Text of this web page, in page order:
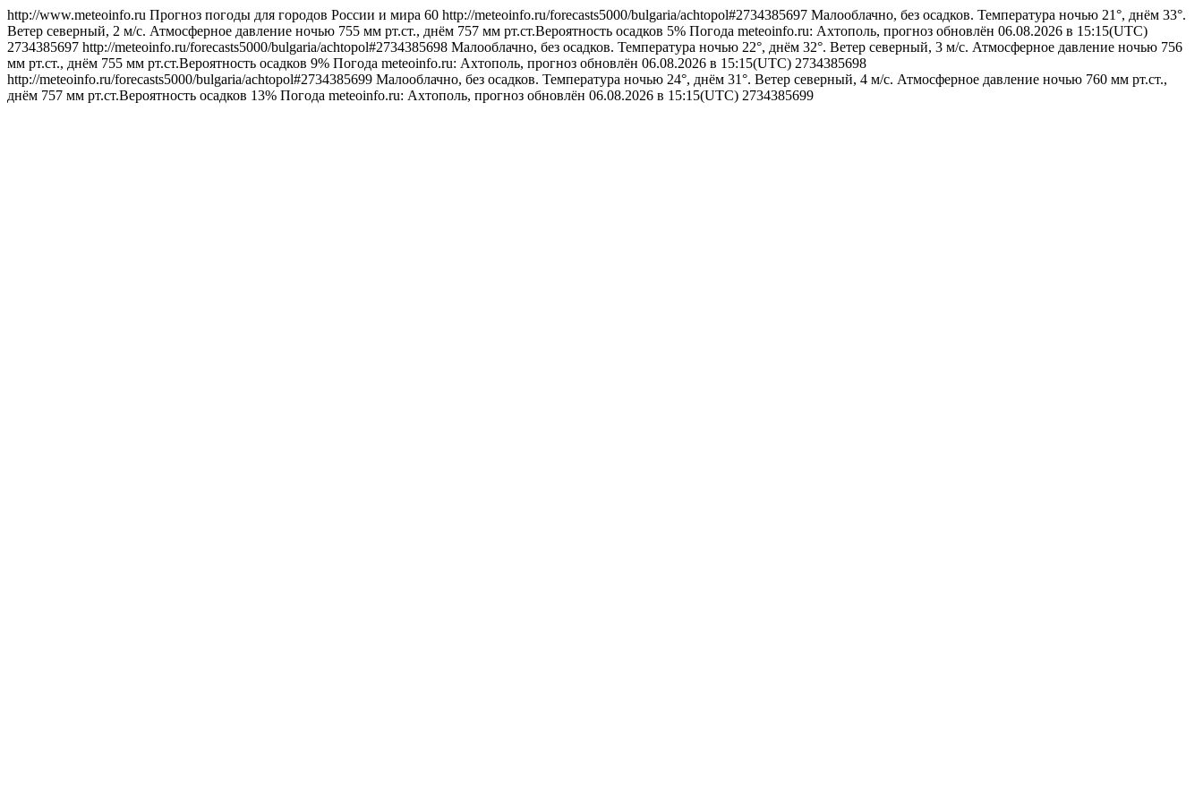
http://www.meteoinfo.ru Прогноз погоды для городов России и мира 60 http://meteoinfo.ru/forecasts5000/bulgaria/achtopol#2734385697 Малооблачно, без осадков. Температура ночью 21°, днём 33°.
Ветер северный, 2 м/с. Атмосферное давление ночью 755 мм рт.ст., днём 757 мм рт.ст.Вероятность осадков 5% Погода meteoinfo.ru: Ахтополь, прогноз обновлён 06.08.2026 в 15:15(UTC)
2734385697 http://meteoinfo.ru/forecasts5000/bulgaria/achtopol#2734385698 Малооблачно, без осадков. Температура ночью 22°, днём 32°. Ветер северный, 3 м/с. Атмосферное давление ночью 756
мм рт.ст., днём 755 мм рт.ст.Вероятность осадков 9% Погода meteoinfo.ru: Ахтополь, прогноз обновлён 06.08.2026 в 15:15(UTC) 2734385698
http://meteoinfo.ru/forecasts5000/bulgaria/achtopol#2734385699 Малооблачно, без осадков. Температура ночью 24°, днём 31°. Ветер северный, 4 м/с. Атмосферное давление ночью 760 мм рт.ст.,
днём 757 мм рт.ст.Вероятность осадков 13% Погода meteoinfo.ru: Ахтополь, прогноз обновлён 06.08.2026 в 15:15(UTC) 2734385699